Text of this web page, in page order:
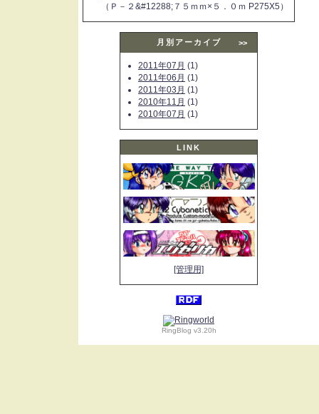
（Ｐ－２&#12288;７５ｍｍ×５．０ｍ P275X5）
月別アーカイブ >>
2011年07月 (1)
2011年06月 (1)
2011年03月 (1)
2010年11月 (1)
2010年07月 (1)
LINK
[管理用]
RingBlog v3.20h